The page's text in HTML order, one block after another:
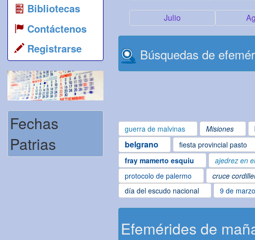
Bibliotecas
Contáctenos
Registrarse
Fechas
Patrias
Julio
Búsquedas de
guerra de malvinas Misiones
belgrano fiesta provincial pasto
fray mamerto esquiu
ajedrez en
protocolo de palermo
cruce
día del escudo nacional
9 de
Efemérides de